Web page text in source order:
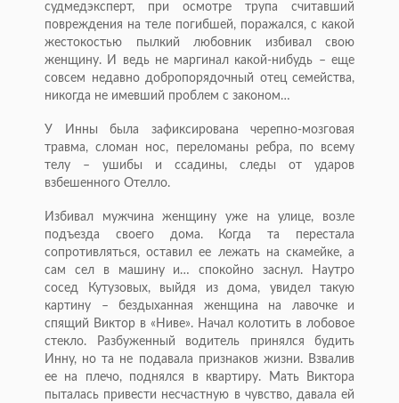
судмедэксперт, при осмотре трупа считавший
повреждения на теле погибшей, поражался, с какой
жестокостью пылкий любовник избивал свою
женщину. И ведь не маргинал какой-нибудь – еще
совсем недавно добропорядочный отец семейства,
никогда не имевший проблем с законом…
У Инны была зафиксирована черепно-мозговая
травма, сломан нос, переломаны ребра, по всему
телу – ушибы и ссадины, следы от ударов
взбешенного Отелло.
Избивал мужчина женщину уже на улице, возле
подъезда своего дома. Когда та перестала
сопротивляться, оставил ее лежать на скамейке, а
сам сел в машину и… спокойно заснул. Наутро
сосед Кутузовых, выйдя из дома, увидел такую
картину – бездыханная женщина на лавочке и
спящий Виктор в «Ниве». Начал колотить в лобовое
стекло. Разбуженный водитель принялся будить
Инну, но та не подавала признаков жизни. Взвалив
ее на плечо, поднялся в квартиру. Мать Виктора
пыталась привести несчастную в чувство, давала ей